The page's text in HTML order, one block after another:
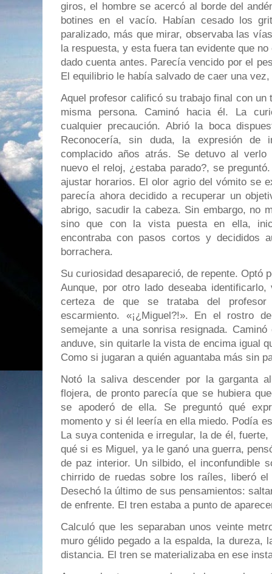
giros, el hombre se acercó al borde del
botines en el vacío. Habían cesado los
paralizado, más que mirar, observaba las
la respuesta, y esta fuera tan evidente que
dado cuenta antes. Parecía vencido por el
El equilibrio le había salvado de caer una
Aquel profesor calificó su trabajo final con
misma persona. Caminó hacia él. La
cualquier precaución. Abrió la boca
Reconocería, sin duda, la expresión de
complacido años atrás. Se detuvo al
nuevo el reloj, ¿estaba parado?, se
ajustar horarios. El olor agrio del vómito se
parecía ahora decidido a recuperar un
abrigo, sacudir la cabeza. Sin embargo, no
sino que con la vista puesta en ella,
encontraba con pasos cortos y decididos
borrachera.
Su curiosidad desapareció, de repente. Optó
Aunque, por otro lado deseaba
certeza de que se trataba del
escarmiento. «¡¿Miguel?!». En el rostro
semejante a una sonrisa resignada.
anduve, sin quitarle la vista de encima igual
Como si jugaran a quién aguantaba más sin
Notó la saliva descender por la garganta
flojera, de pronto parecía que se hubiera
se apoderó de ella. Se preguntó qué
momento y si él leería en ella miedo. Podía
La suya contenida e irregular, la de él,
qué si es Miguel, ya le ganó una guerra,
de paz interior. Un silbido, el inconfundible
chirrido de ruedas sobre los raíles, liberó
Desechó la último de sus pensamientos:
de enfrente. El tren estaba a punto de
Calculó que les separaban unos veinte
muro gélido pegado a la espalda, la dureza,
distancia. El tren se materializaba en ese